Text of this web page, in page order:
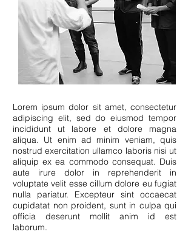
Lorem ipsum dolor sit amet, consectetur
adipiscing elit, sed do eiusmod tempor
incididunt ut labore et dolore magna
aliqua. Ut enim ad minim veniam, quis
nostrud exercitation ullamco laboris nisi ut
aliquip ex ea commodo consequat. Duis
aute irure dolor in reprehenderit in
voluptate velit esse cillum dolore eu fugiat
nulla pariatur. Excepteur sint occaecat
cupidatat non proident, sunt in culpa qui
officia deserunt mollit anim id est
laborum.